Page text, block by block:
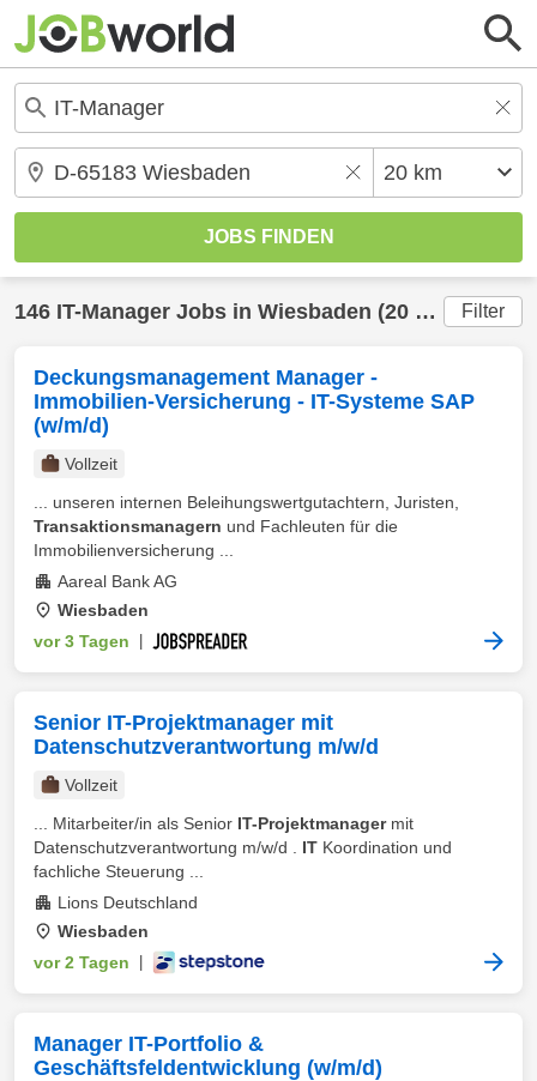
146 IT-Manager Jobs in Wiesbaden (20 km) gefunden Filter
Deckungsmanagement Manager -
Immobilien-Versicherung - IT-Systeme SAP
(w/m/d)
Vollzeit
... unseren internen Beleihungswertgutachtern, Juristen,
Transaktionsmanagern und Fachleuten für die
Immobilienversicherung ...
Aareal Bank AG
Wiesbaden
vor 3 Tagen
Senior IT-Projektmanager mit
Datenschutzverantwortung m/w/d
Vollzeit
... Mitarbeiter/in als Senior IT-Projektmanagermit
Datenschutzverantwortung m/w/d . IT Koordination und
fachliche Steuerung ...
Lions Deutschland
Wiesbaden
vor 2 Tagen
Manager IT-Portfolio &
Geschäftsfeldentwicklung (w/m/d)